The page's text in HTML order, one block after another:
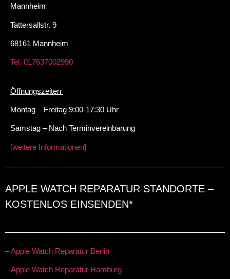
Mannheim
Tattersallstr. 9
68161 Mannheim
Tel. 017637002990
Öffnungszeiten
Montag – Freitag 9:00-17:30 Uhr
Samstag – Nach Terminvereinbarung
[weitere Informationen]
APPLE WATCH REPARATUR STANDORTE –
KOSTENLOS EINSENDEN*
– Apple Watch Reparatur Berlin
– Apple Watch Reparatur Hamburg